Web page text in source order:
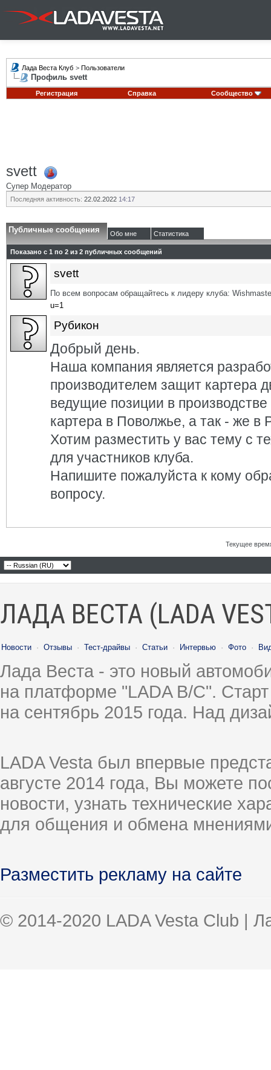
Лада Веста Клуб > Пользователи
Профиль svett
Регистрация Справка Сообщество
svett
Супер Модератор
Последняя активность: 22.02.2022 14:17
Публичные сообщения Обо мне Статистика
Показано с 1 по 2 из 2 публичных сообщений
svett
По всем вопросам обращайтесь к лидеру клуба:
u=1
Рубикон
Добрый день.
Наша компания является
производителем защит картера
ведущие позиции в
картера в Поволжье, а так - же в
Хотим разместить у вас тему с
для участников клуба.
Напишите пожалуйста к кому
вопросу.
Текущее
ЛАДА ВЕСТА (LADA
Новости · Отзывы · Тест-драйвы · Статьи · Интервью · Фото ·
Лада Веста - это новый
на платформе "LADA B/C".
на сентябрь 2015 года. Над
LADA Vesta был впервые
августе 2014 года, Вы можете
новости, узнать технические
для общения и обмена
Разместить рекламу на сайте
© 2014-2020 LADA Vesta Club |